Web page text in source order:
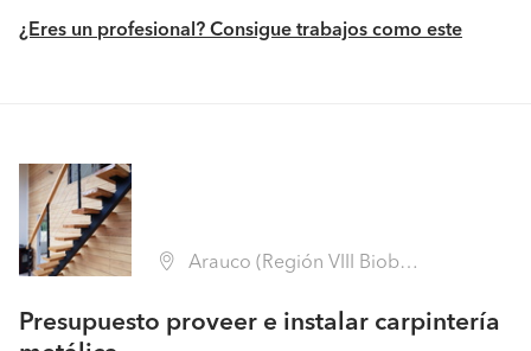
¿Eres un profesional? Consigue trabajos como este
Arauco (Región VIII Biobío - Arauco)
Presupuesto proveer e instalar carpintería